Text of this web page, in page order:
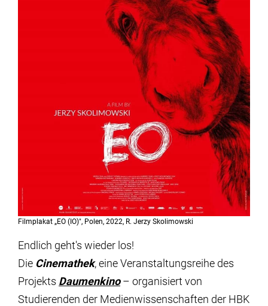
Filmplakat „EO (IO)", Polen, 2022, R. Jerzy Skolimowski
Endlich geht's wieder los!
Die Cinemathek, eine Veranstaltungsreihe des
Projekts Daumenkino– organisiert von
Studierenden der Medienwissenschaften der HBK